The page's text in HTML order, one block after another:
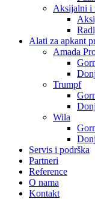
Aksijalni i
Alati za apkant
Amada
Trumpf
Wila
Servis i podrška
Partneri
Reference
O nama
Kontakt